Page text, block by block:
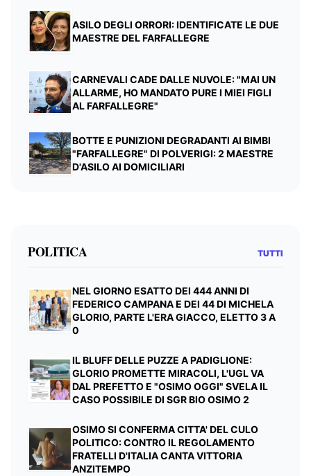
ASILO DEGLI ORRORI: IDENTIFICATE LE DUE
MAESTRE DEL FARFALLEGRE
CARNEVALI CADE DALLE NUVOLE: "MAI UN
ALLARME, HO MANDATO PURE I MIEI FIGLI
AL FARFALLEGRE"
BOTTE E PUNIZIONI DEGRADANTI AI BIMBI
"FARFALLEGRE" DI POLVERIGI: 2 MAESTRE
D'ASILO AI DOMICILIARI
POLITICA TUTTI
NEL GIORNO ESATTO DEI 444 ANNI DI
FEDERICO CAMPANA E DEI 44 DI MICHELA
GLORIO, PARTE L'ERA GIACCO, ELETTO 3 A
0
IL BLUFF DELLE PUZZE A PADIGLIONE:
GLORIO PROMETTE MIRACOLI, L'UGL VA
DAL PREFETTO E "OSIMO OGGI" SVELA IL
CASO POSSIBILE DI SGR BIO OSIMO 2
OSIMO SI CONFERMA CITTA' DEL CULO
POLITICO: CONTRO IL REGOLAMENTO
FRATELLI D'ITALIA CANTA VITTORIA
ANZITEMPO